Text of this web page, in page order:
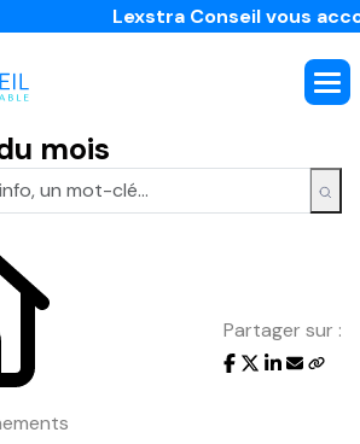
Lexstra Conseil vous
mois
Partager sur :